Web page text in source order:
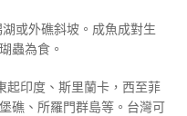
或外礁斜坡。成魚成對生
蟲為食。
起印度、斯里蘭卡，西至菲
礁、所羅門群島等。台灣可